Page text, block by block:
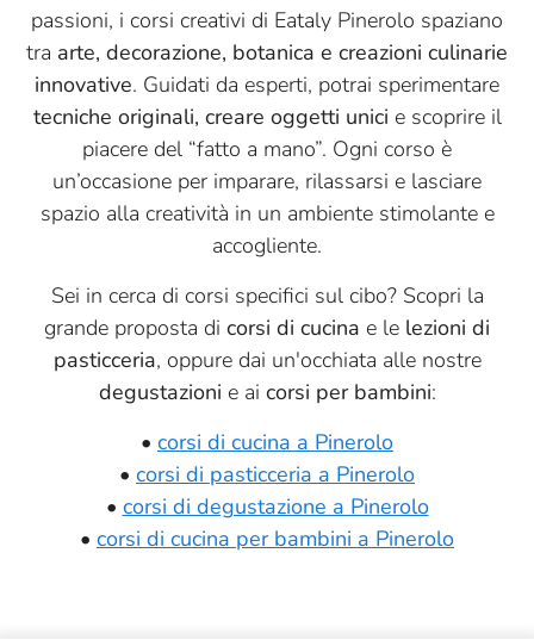
passioni, i corsi creativi di Eataly Pinerolo spaziano
tra arte, decorazione, botanica e creazioni culinarie
innovative. Guidati da esperti, potrai sperimentare
tecniche originali, creare oggetti unici e scoprire il
piacere del “fatto a mano”. Ogni corso è
un’occasione per imparare, rilassarsi e lasciare
spazio alla creatività in un ambiente stimolante e
accogliente.
Sei in cerca di corsi specifici sul cibo? Scopri la
grande proposta di corsi di cucina e le lezioni di
pasticceria, oppure dai un'occhiata alle nostre
degustazioni e ai corsi per bambini:
• corsi di cucina a Pinerolo
• corsi di pasticceria a Pinerolo
• corsi di degustazione a Pinerolo
• corsi di cucina per bambini a Pinerolo